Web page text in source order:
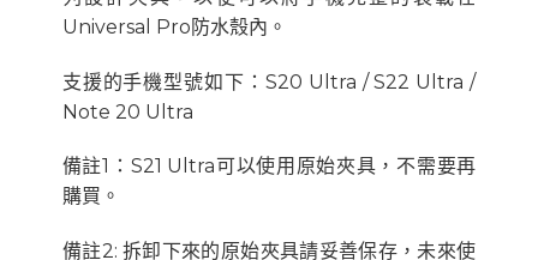
Universal Pro防水殼內。
支援的手機型號如下：S20 Ultra / S22 Ultra /
Note 20 Ultra
備註1：S21 Ultra可以使用原始夾具，不需要再
購買。
備註2: 拆卸下來的原始夾具請妥善保存，未來使